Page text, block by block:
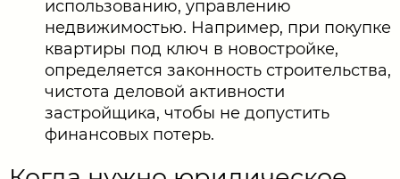
использованию, управлению
недвижимостью. Например, при покупке
квартиры под ключ в новостройке,
определяется законность строительства,
чистота деловой активности
застройщика, чтобы не допустить
финансовых потерь.